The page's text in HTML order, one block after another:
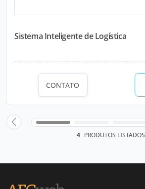
Sistema Inteligente de Logística
CONTATO
4 PRODUTOS LISTADOS